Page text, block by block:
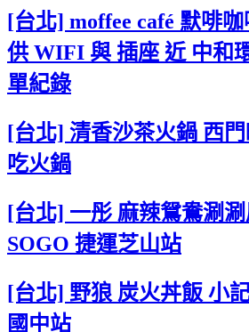
[台北] moffee café 默啡
供 WIFI 與 插座 近 中和
單紀錄
[台北] 清香沙茶火鍋 西
吃火鍋
[台北] 一彤 麻辣鴛鴦涮
SOGO 捷運芝山站
[台北] 野狼 炭火丼飯 小
國中站